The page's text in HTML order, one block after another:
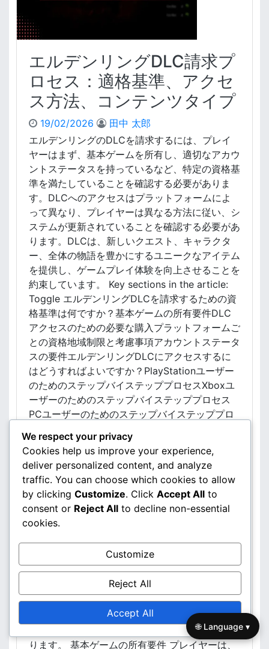
t
o
n
コ
ー
ド
の
ト
ブ
ル
シ
ュ
ー
ィ
ン
グ
：
エ
ラ
ー
決
、
一
般
的
問
題
、
サ
ー
ト
ス
エルデンリングDLC請求プ
ロセス：適格基準、アクセ
ス方法、コンテンツタイプ
19/02/2026
田中 太郎
エルデンリングのDLCを請求するには、プレイ
ヤーはまず、基本ゲームを所有し、適切なアカウ
ントステータスを持っているなど、特定の資格基
準を満たしていることを確認する必要がありま
す。DLCへのアクセスはプラットフォームによ
って異なり、プレイヤーは異なる方法に従い、シ
ステムが更新されていることを確認する必要があ
ります。DLCは、新しいクエスト、キャラクタ
ー、全体の物語を豊かにするユニークなアイテム
を提供し、ゲームプレイ体験を向上させることを
約束しています。 Key sections in the article:
Toggle エルデンリングDLCを請求するための資
格基準は何ですか？基本ゲームの所有要件DLC
アクセスのための必要な購入プラットフォームご
との資格地域制限と考慮事項アカウントステータ
スの要件エルデンリングDLCにアクセスするに
はどうすればよいですか？PlayStationユーザー
のためのステップバイステッププロセスXboxユ
ーザーのためのステップバイステッププロセス
PCユーザーのためのステップバイステッププロ
ング手順DLCアクセスに必要な更新とパッチエ
ルデンリングDLCにはどのようなコンテンツが
含まれていますか？新しいクエストとストーリー
ライン追加キャラクターとNPC新しいアイテム
と装備ゲームプレイメカニクスと強化無料コンテ
ンツと有料コンテンツの違いエルデンリング
DLCを請求する際の一般的な問題は何ですか？
資格基準アクセス方法コンテンツタイプ エルデ
ンリングDLCを請求するための資格基準は何で
すか？ エルデンリングDLCを請求するには、プ
レイヤーは基本ゲームの所有、必要な購入、アカ
ウントステータスなど、特定の資格基準を満たす
必要があります。これらの要件を理解すること
で、追加コンテンツへのアクセスがスムーズにな
ります。 基本ゲームの所有要件 プレイヤーは、
We respect your privacy
Cookies help us improve your experience,
deliver personalized content, and analyze
traffic. You can choose which cookies to allow
by clicking Customize. Click Accept All to
consent or Reject All to decline non-essential
cookies.
Customize
Reject All
Accept All
🌐 Language ▾